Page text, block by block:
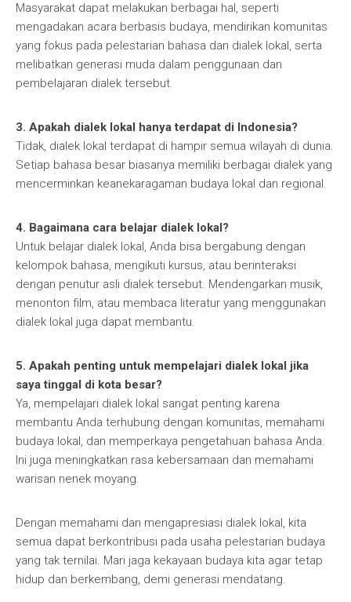
Masyarakat dapat melakukan berbagai hal, seperti
mengadakan acara berbasis budaya, mendirikan komunitas
yang fokus pada pelestarian bahasa dan dialek lokal, serta
melibatkan generasi muda dalam penggunaan dan
pembelajaran dialek tersebut.
3. Apakah dialek lokal hanya terdapat di Indonesia?
Tidak, dialek lokal terdapat di hampir semua wilayah di dunia.
Setiap bahasa besar biasanya memiliki berbagai dialek yang
mencerminkan keanekaragaman budaya lokal dan regional.
4. Bagaimana cara belajar dialek lokal?
Untuk belajar dialek lokal, Anda bisa bergabung dengan
kelompok bahasa, mengikuti kursus, atau berinteraksi
dengan penutur asli dialek tersebut. Mendengarkan musik,
menonton film, atau membaca literatur yang menggunakan
dialek lokal juga dapat membantu.
5. Apakah penting untuk mempelajari dialek lokal jika
saya tinggal di kota besar?
Ya, mempelajari dialek lokal sangat penting karena
membantu Anda terhubung dengan komunitas, memahami
budaya lokal, dan memperkaya pengetahuan bahasa Anda.
Ini juga meningkatkan rasa kebersamaan dan memahami
warisan nenek moyang.
Dengan memahami dan mengapresiasi dialek lokal, kita
semua dapat berkontribusi pada usaha pelestarian budaya
yang tak ternilai. Mari jaga kekayaan budaya kita agar tetap
hidup dan berkembang, demi generasi mendatang.